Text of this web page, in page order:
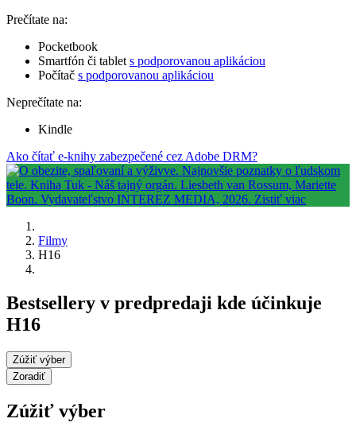
Prečítate na:
Pocketbook
Smartfón či tablet s podporovanou aplikáciou
Počítač s podporovanou aplikáciou
Neprečítate na:
Kindle
Ako čítať e-knihy zabezpečené cez Adobe DRM?
Filmy
H16
Bestsellery v predpredaji kde účinkuje
H16
Zúžiť výber
Zoradiť
Zúžiť výber